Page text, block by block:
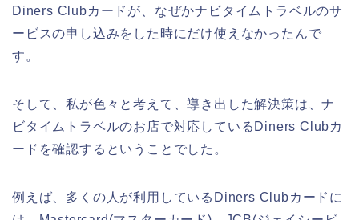
Diners Clubカードが、なぜかナビタイムトラベルのサ
ービスの申し込みをした時にだけ使えなかったんで
す。
そして、私が色々と考えて、導き出した解決策は、ナ
ビタイムトラベルのお店で対応しているDiners Clubカ
ードを確認するということでした。
例えば、多くの人が利用しているDiners Clubカードに